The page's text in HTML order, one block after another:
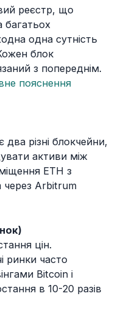
реєстр, що
багатьох
одна сутність
блок
з попереднім.
пояснення
різні блокчейни,
активи між
ETH з
Arbitrum
цін.
ринки часто
Bitcoin і
в 10-20 разів